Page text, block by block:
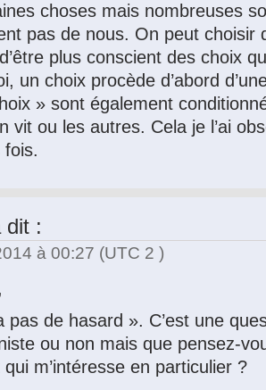
choses mais nombreuses
pas de nous. On peut choisir
plus conscient des choix
un choix procède d’abord
» sont également
vit ou les autres. Cela je l’ai
fois.
dit :
à 00:27 (UTC 2 )
pas de hasard ». C’est une
ou non mais que pensez-
m’intéresse en particulier ?